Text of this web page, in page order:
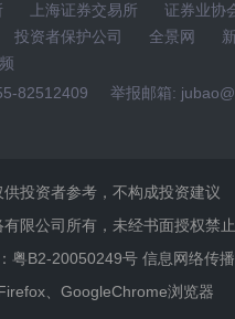
业和专精特新小巨
，为客户提供优质
利81件。
上海证券交易所
证券业协
投资者保护公司 全景网
82512409 举报邮箱:
投资者参考，不构成投资建议
限公司所有，未经书面授权禁
B2-20050249号 信息网络传
、GoogleChrome浏览器